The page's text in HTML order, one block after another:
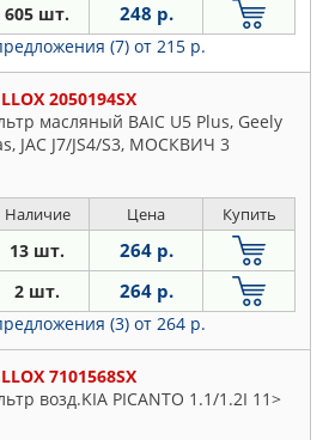
605 шт. 248 р.
(7) от 215 р.
2050194SX
масляный BAIC U5 Plus, Geely
JAC J7/JS4/S3, МОСКВИЧ 3
Наличие Цена Купить
13 шт. 264 р.
2 шт. 264 р.
(3) от 264 р.
7101568SX
возд.KIA PICANTO 1.1/1.2I 11>